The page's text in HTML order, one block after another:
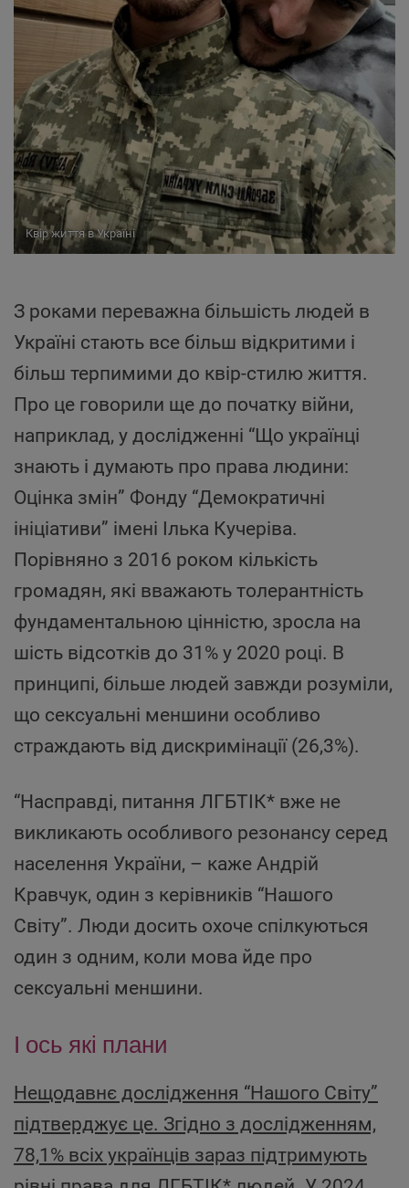
Квір життя в Україні
З роками переважна більшість людей в
Україні стають все більш відкритими і
більш терпимими до квір-стилю життя.
Про це говорили ще до початку війни,
наприклад, у дослідженні “Що українці
знають і думають про права людини:
Оцінка змін” Фонду “Демократичні
ініціативи” імені Ілька Кучеріва.
Порівняно з 2016 роком кількість
громадян, які вважають толерантність
фундаментальною цінністю, зросла на
шість відсотків до 31% у 2020 році. В
принципі, більше людей завжди розуміли,
що сексуальні меншини особливо
страждають від дискримінації (26,3%).
“Насправді, питання ЛГБТІК* вже не
викликають особливого резонансу серед
населення України, – каже Андрій
Кравчук, один з керівників “Нашого
Світу”. Люди досить охоче спілкуються
один з одним, коли мова йде про
сексуальні меншини.
І ось які плани
Нещодавнє дослідження “Нашого Світу”
підтверджує це. Згідно з дослідженням,
78,1% всіх українців зараз підтримують